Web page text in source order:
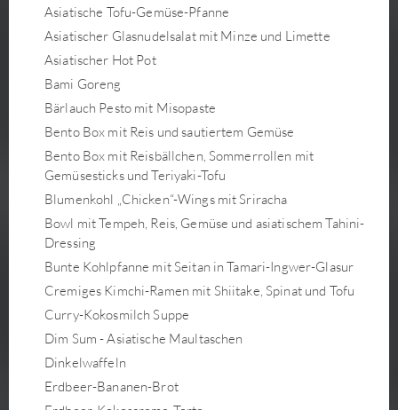
Asiatische Tofu-Gemüse-Pfanne
Asiatischer Glasnudelsalat mit Minze und Limette
Asiatischer Hot Pot
Bami Goreng
Bärlauch Pesto mit Misopaste
Bento Box mit Reis und sautiertem Gemüse
Bento Box mit Reisbällchen, Sommerrollen mit
Gemüsesticks und Teriyaki-Tofu
Blumenkohl „Chicken“-Wings mit Sriracha
Bowl mit Tempeh, Reis, Gemüse und asiatischem Tahini-
Dressing
Bunte Kohlpfanne mit Seitan in Tamari-Ingwer-Glasur
Cremiges Kimchi-Ramen mit Shiitake, Spinat und Tofu
Curry-Kokosmilch Suppe
Dim Sum - Asiatische Maultaschen
Dinkelwaffeln
Erdbeer-Bananen-Brot